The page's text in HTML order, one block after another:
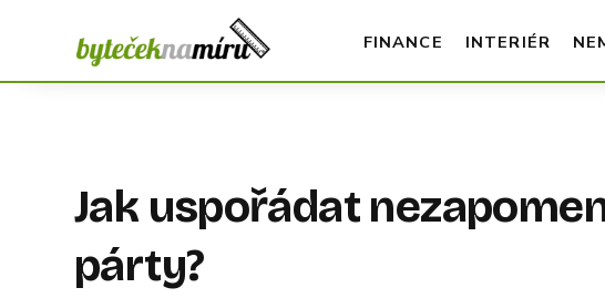
FINANCE INTERIÉR
Jak uspořádat
párty?